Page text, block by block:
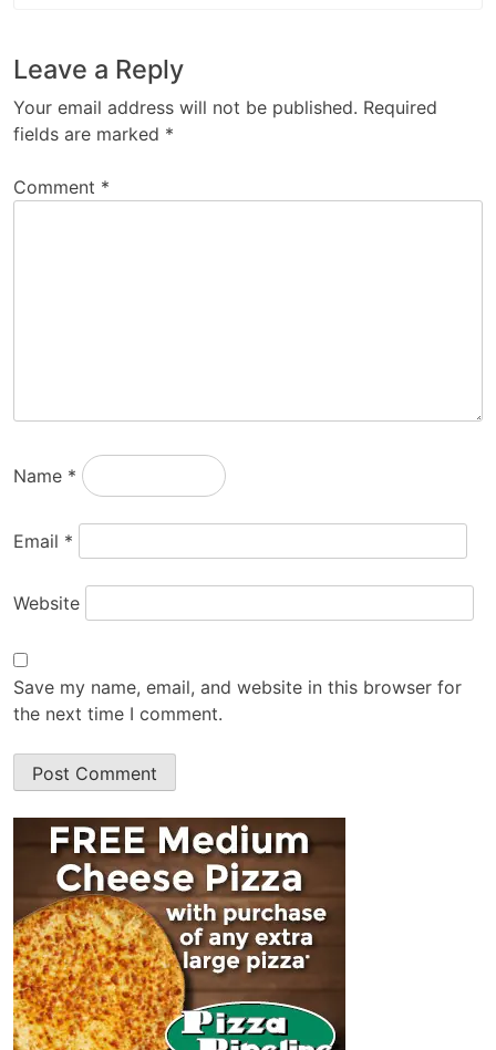
Leave a Reply
Your email address will not be published. Required
fields are marked *
Comment *
Name *
Email *
Website
Save my name, email, and website in this browser for
the next time I comment.